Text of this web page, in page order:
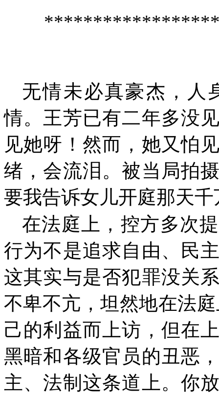
无情未必真豪杰，人
情。王芳已有二年多没
见她呀！然而，她又怕
绪，会流泪。被当局拍
要我告诉女儿开庭那天
在法庭上，控方多次
行为不是追求自由、民
这其实与是否犯罪没关
不卑不亢，坦然地在法
己的利益而上访，但在
黑暗和各级官员的丑恶
主、法制这条道上。你